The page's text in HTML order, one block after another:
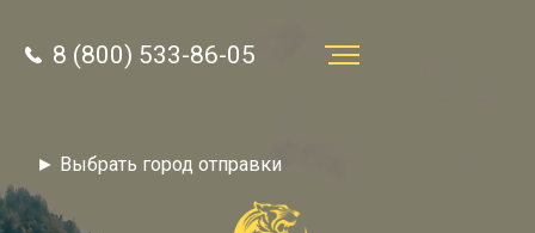
► Выбрать город отправки
8 (800) 533-86-05